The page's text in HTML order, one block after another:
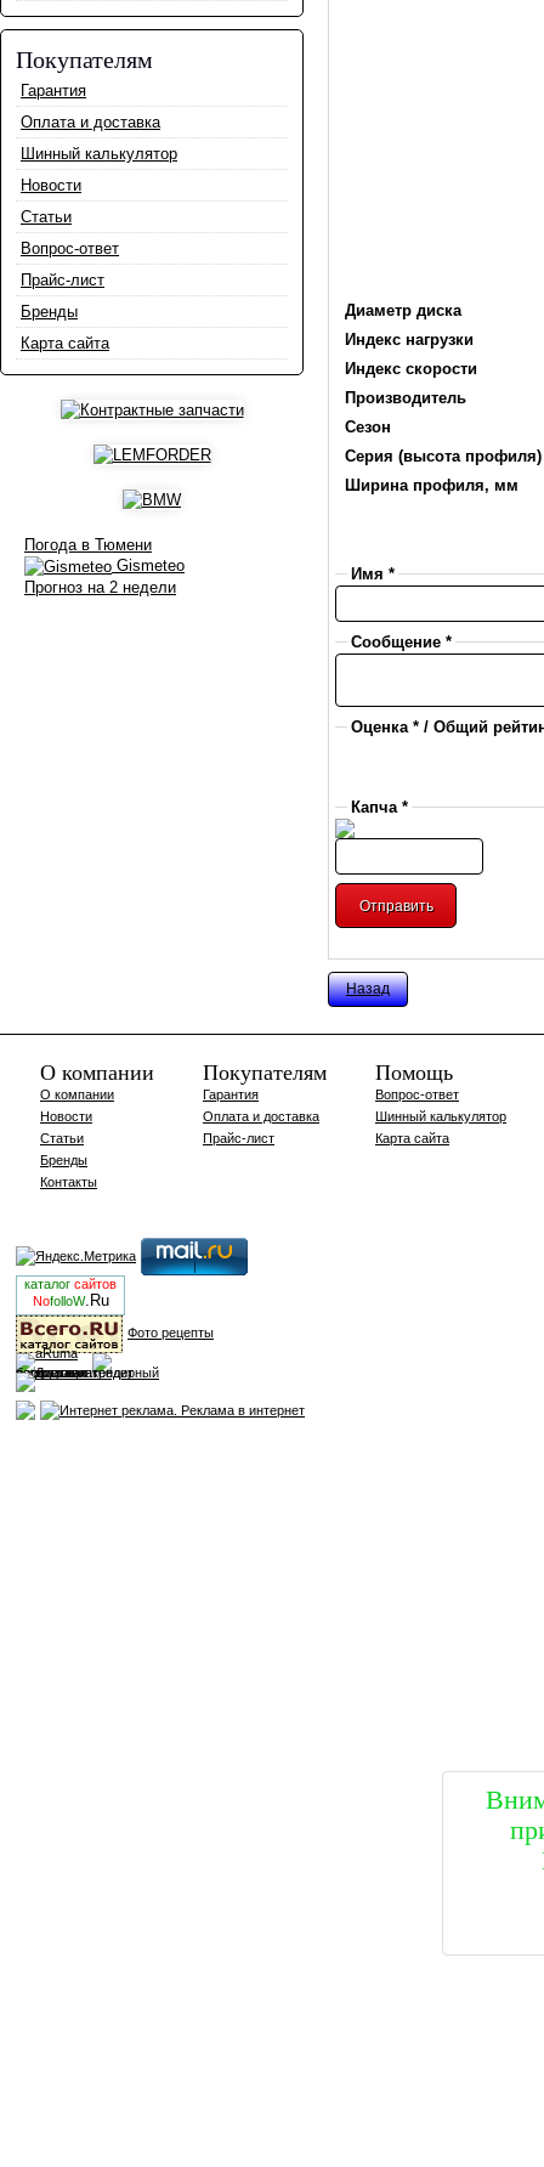
Покупателям
Гарантия
Оплата и доставка
Шинный калькулятор
Новости
Статьи
Вопрос-ответ
Прайс-лист
Бренды
Карта сайта
Погода в Тюмени
Gismeteo
Прогноз на 2 недели
Диаметр диска
Индекс нагрузки
Индекс скорости
Производитель
Сезон
Серия (высота профиля)
Ширина профиля, мм
Имя *
Сообщение *
Оценка * / Общий
Капча *
Назад
О компании
О компании
Новости
Статьи
Бренды
Контакты
Покупателям
Гарантия
Оплата и доставка
Прайс-лист
Помощь
Вопрос-ответ
Шинный калькулятор
Карта сайта
каталог сайтов
NofolloW.Ru
Фото рецепты